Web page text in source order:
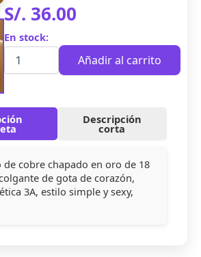
S/. 36.00
En stock:
Cantidad
Añadir al carrito
Descripción
corta
de cobre chapado en oro de 18
de gota de corazón,
3A, estilo simple y sexy,